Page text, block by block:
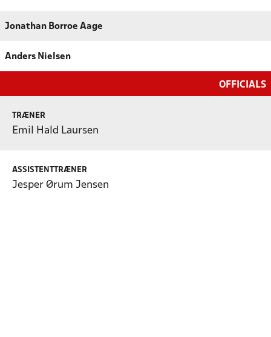
Jonathan Borroe Aage
Anders Nielsen
OFFICIALS
TRÆNER
Emil Hald Laursen
ASSISTENTTRÆNER
Jesper Ørum Jensen